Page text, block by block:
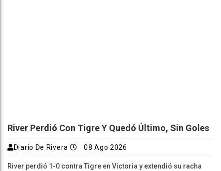
River Perdió Con Tigre Y Quedó Último, Sin Goles
Diario De Rivera 08 Ago 2026
River perdió 1-0 contra Tigre en Victoria y extendió su racha